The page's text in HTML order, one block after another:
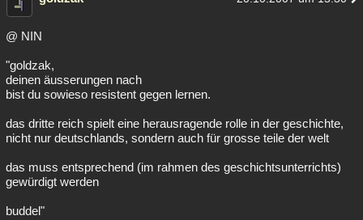
Musik
Besucht Teilgenommen
@ NIN
"goldzak,
deinen äusserungen nach
bist du sowieso resistent gegen lernen.
das dritte reich spielt eine herausragende rolle in der geschichte,
nicht nur deutschlands, sondern auch für grosse teile der welt
das muss entsprechend (im rahmen des geschichtsunterrichts)
gewürdigt werden
buddel"